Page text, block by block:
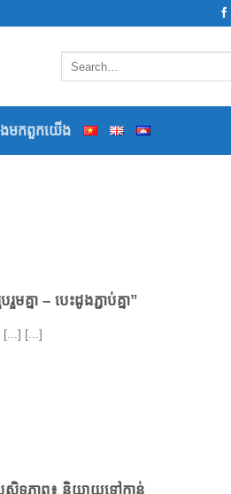
ងមកពួកយើង
គ្នា – បេះដូងភ្ជាប់គ្នា”
[...] [...]
ទ្ធភាព៖ និយាយទៅកាន់